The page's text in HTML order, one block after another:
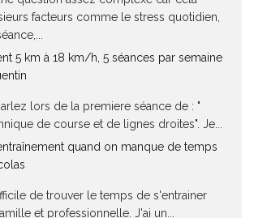
facteurs comme le stress quotidien,
5 km à 18 km/h, 5 séances par semaine
lors de la premiere séance de : "
de course et de lignes droites". Je...
quand on manque de temps
de trouver le temps de s'entrainer
et professionnelle. J'ai un...